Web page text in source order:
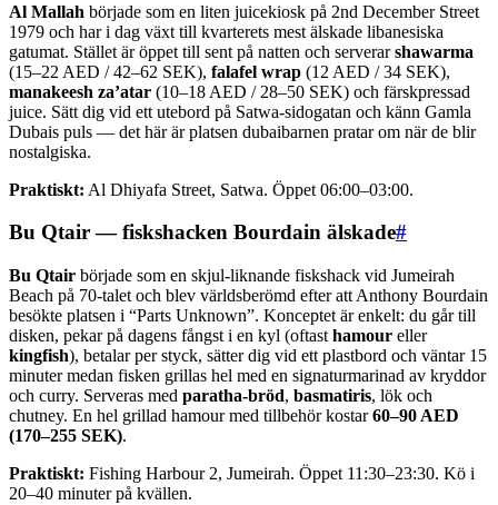
Al Mallah började som en liten juicekiosk på 2nd December Street
1979 och har i dag växt till kvarterets mest älskade libanesiska
gatumat. Stället är öppet till sent på natten och serverarshawarma
(15–22 AED / 42–62 SEK), falafel wrap (12 AED / 34 SEK),
manakeesh za’atar (10–18 AED / 28–50 SEK) och färskpressad
juice. Sätt dig vid ett utebord på Satwa-sidogatan och känn Gamla
Dubais puls — det här är platsen dubaibarnen pratar om när de blir
nostalgiska.
Praktiskt: Al Dhiyafa Street, Satwa. Öppet 06:00–03:00.
Bu Qtair — fiskshacken Bourdain älskade#
Bu Qtair började som en skjul-liknande fiskshack vid Jumeirah
Beach på 70-talet och blev världsberömd efter att Anthony Bourdain
besökte platsen i “Parts Unknown”. Konceptet är enkelt: du går till
disken, pekar på dagens fångst i en kyl (oftast hamour eller
kingfish), betalar per styck, sätter dig vid ett plastbord och väntar 15
minuter medan fisken grillas hel med en signaturmarinad av kryddor
och curry. Serveras med paratha-bröd, basmatiris, lök och
chutney. En hel grillad hamour med tillbehör kostar60–90 AED
(170–255 SEK).
Praktiskt: Fishing Harbour 2, Jumeirah. Öppet 11:30–23:30. Kö i
20–40 minuter på kvällen.